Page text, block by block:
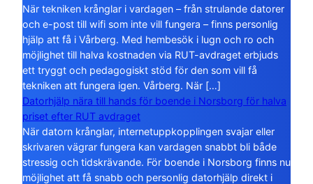
När tekniken krånglar i vardagen – från strulande datorer
och e-post till wifi som inte vill fungera – finns personlig
hjälp att få i Vårberg. Med hembesök i lugn och ro och
möjlighet till halva kostnaden via RUT-avdraget erbjuds
ett tryggt och pedagogiskt stöd för den som vill få
tekniken att fungera igen. Vårberg. När […]
Datorhjälp nära till hands för boende i Norsborg för halva
priset efter RUT avdraget
När datorn krånglar, internetuppkopplingen svajar eller
skrivaren vägrar fungera kan vardagen snabbt bli både
stressig och tidskrävande. För boende i Norsborg finns nu
möjlighet att få snabb och personlig datorhjälp direkt i